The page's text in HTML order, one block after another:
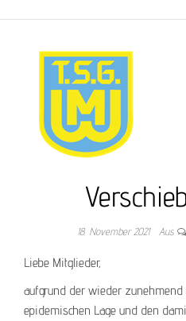
18. November 2021 Aus
Liebe Mitglieder,
aufgrund der wieder
epidemischen Lage und den